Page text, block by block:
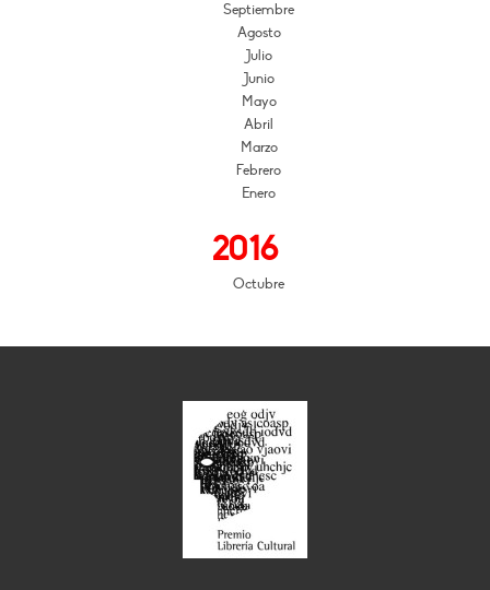
Septiembre
Agosto
Julio
Junio
Mayo
Abril
Marzo
Febrero
Enero
2016
Octubre